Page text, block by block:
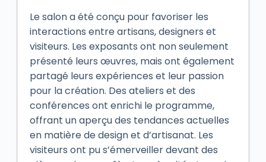
Le salon a été conçu pour favoriser les
interactions entre artisans, designers et
visiteurs. Les exposants ont non seulement
présenté leurs œuvres, mais ont également
partagé leurs expériences et leur passion
pour la création. Des ateliers et des
conférences ont enrichi le programme,
offrant un aperçu des tendances actuelles
en matière de design et d’artisanat. Les
visiteurs ont pu s’émerveiller devant des